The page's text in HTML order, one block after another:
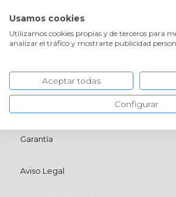
Envío
Garantía
Aviso Legal
Usamos cookies
Utilizamos cookies propias y de terceros para
analizar el tráfico y mostrarte publicidad
Aceptar todas
Configurar